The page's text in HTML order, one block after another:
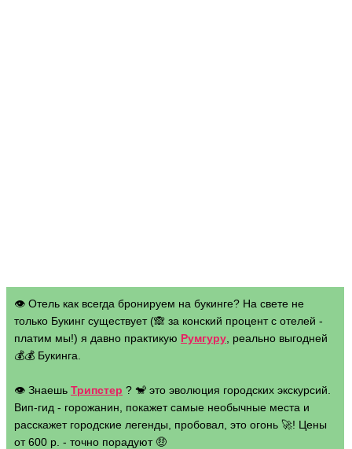
👁 Отель как всегда бронируем на букинге? На свете не
только Букинг существует (🙈 за конский процент с отелей -
платим мы!) я давно практикую Румгуру , реально выгодней
💰💰 Букинга.
👁 Знаешь Трипстер ? 🐒 это эволюция городских экскурсий.
Вип-гид - горожанин, покажет самые необычные места и
расскажет городские легенды, пробовал, это огонь 🚀! Цены
от 600 р. - точно порадуют 🤑